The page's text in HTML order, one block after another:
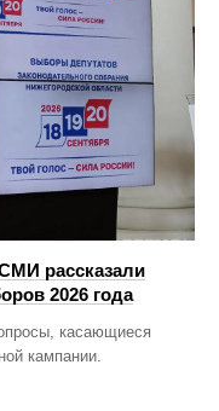
рассказали
2026 года
касающиеся
кампании.